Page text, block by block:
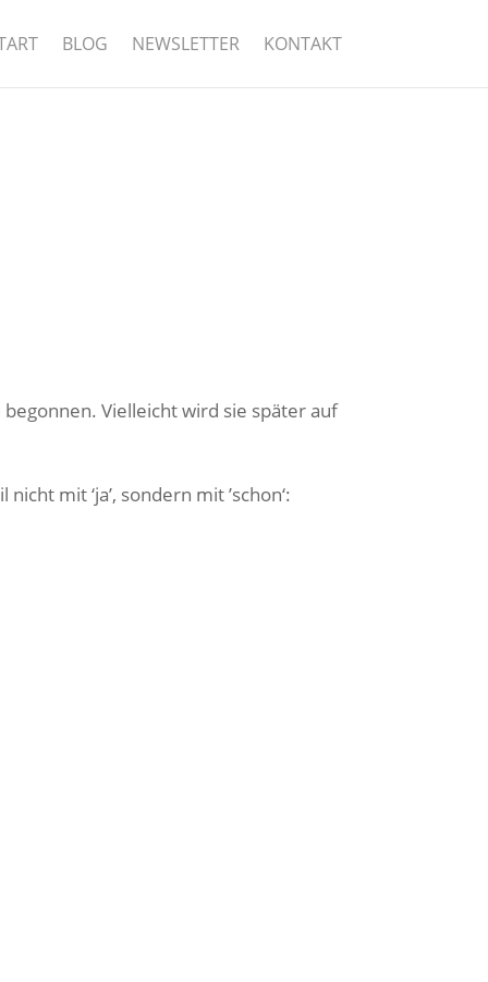
BLOG NEWSLETTER KONTAKT
Vielleicht wird sie später auf
mit ‘ja’, sondern mit ’schon‘: